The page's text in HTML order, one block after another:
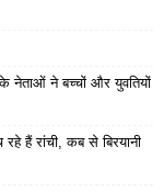
नेताओं ने बच्चों और युवतियों
हैं रांची, कब से बिरयानी